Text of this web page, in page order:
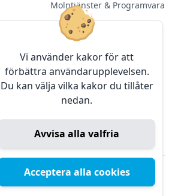
Vi använder kakor för att
förbättra användarupplevelsen.
Du kan välja vilka kakor du tillåter
nedan.
Avvisa alla valfria
Acceptera alla cookies
Molntjänster & Programvara
Server & Backup
Kameraövervakning
Konferens & Public Display
Sälja elektronik